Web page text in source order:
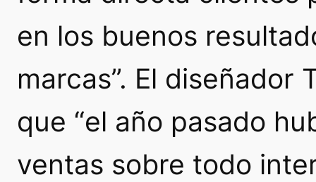
en los buenos
marcas”. El diseñador
que “el año pasado
ventas sobre todo